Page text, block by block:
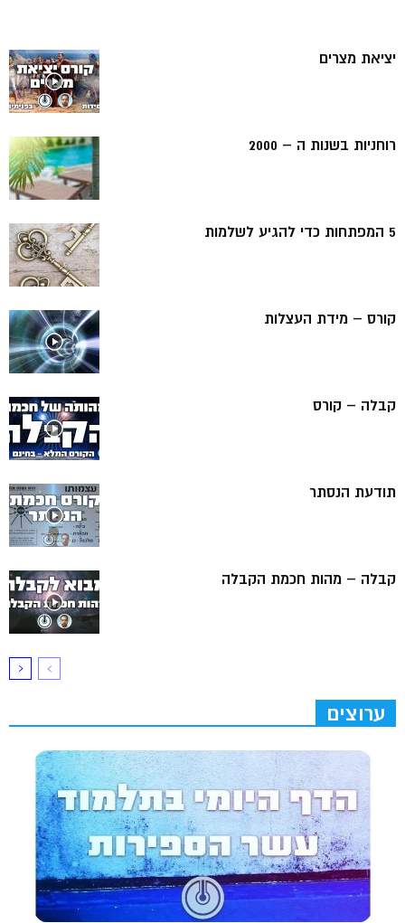
יציאת מצרים
רוחניות בשנות ה – 2000
5 המפתחות כדי להגיע לשלמות
קורס – מידת העצלות
קבלה – קורס
תודעת הנסתר
קבלה – מהות חכמת הקבלה
ערוצים